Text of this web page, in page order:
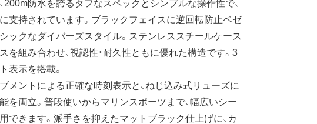
200m防水を誇るタフなスペックとシンプルな操作性で、
支持されています。ブラックフェイスに逆回転防止ベゼ
ックなダイバーズスタイル。ステンレススチールケース
を組み合わせ、視認性・耐久性ともに優れた構造です。3
表示を搭載。
メントによる正確な時刻表示と、ねじ込み式リューズに
を両立。普段使いからマリンスポーツまで、幅広いシー
できます。派手さを抑えたマットブラック仕上げに、カ